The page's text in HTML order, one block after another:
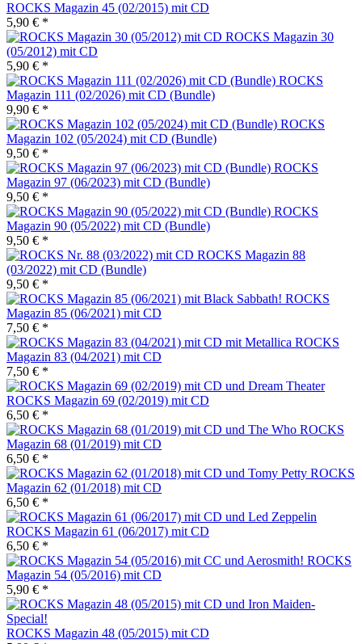
ROCKS Magazin 45 (02/2015) mit CD
5,90 € *
ROCKS Magazin 30
(05/2012) mit CD
5,90 € *
ROCKS
Magazin 111 (02/2026) mit CD (Bundle)
9,90 € *
ROCKS
Magazin 102 (05/2024) mit CD (Bundle)
9,50 € *
ROCKS
Magazin 97 (06/2023) mit CD (Bundle)
9,50 € *
ROCKS
Magazin 90 (05/2022) mit CD (Bundle)
9,50 € *
ROCKS Magazin 88
(03/2022) mit CD (Bundle)
9,50 € *
ROCKS
Magazin 85 (06/2021) mit CD
7,50 € *
ROCKS
Magazin 83 (04/2021) mit CD
7,50 € *
ROCKS Magazin 69 (02/2019) mit CD
6,50 € *
ROCKS
Magazin 68 (01/2019) mit CD
6,50 € *
ROCKS
Magazin 62 (01/2018) mit CD
6,50 € *
ROCKS Magazin 61 (06/2017) mit CD
6,50 € *
ROCKS
Magazin 54 (05/2016) mit CD
5,90 € *
ROCKS Magazin 48 (05/2015) mit CD